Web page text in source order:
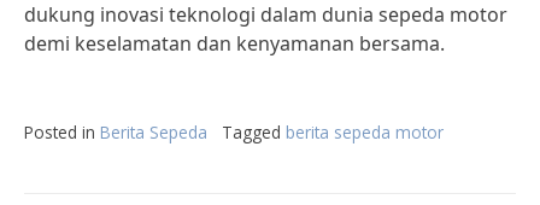
dukung inovasi teknologi dalam dunia sepeda motor
demi keselamatan dan kenyamanan bersama.
Posted in Berita Sepeda Tagged berita sepeda motor